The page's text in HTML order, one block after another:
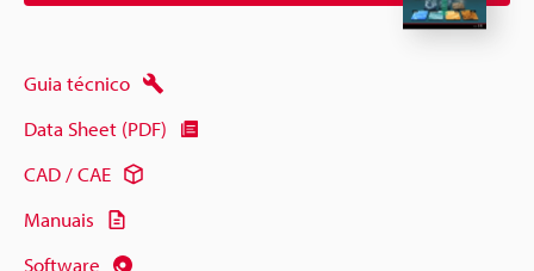
Guia técnico
Data Sheet (PDF)
CAD / CAE
Manuais
Software